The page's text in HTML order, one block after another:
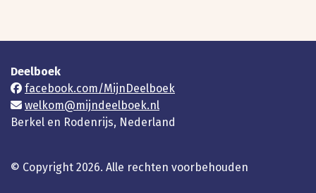
Deelboek
facebook.com/MijnDeelboek
welkom@mijndeelboek.nl
Berkel en Rodenrijs, Nederland
© Copyright 2026. Alle rechten voorbehouden